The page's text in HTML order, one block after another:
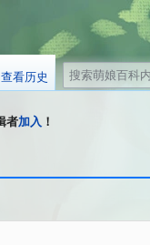
者加入 ！
查看历史
搜
索